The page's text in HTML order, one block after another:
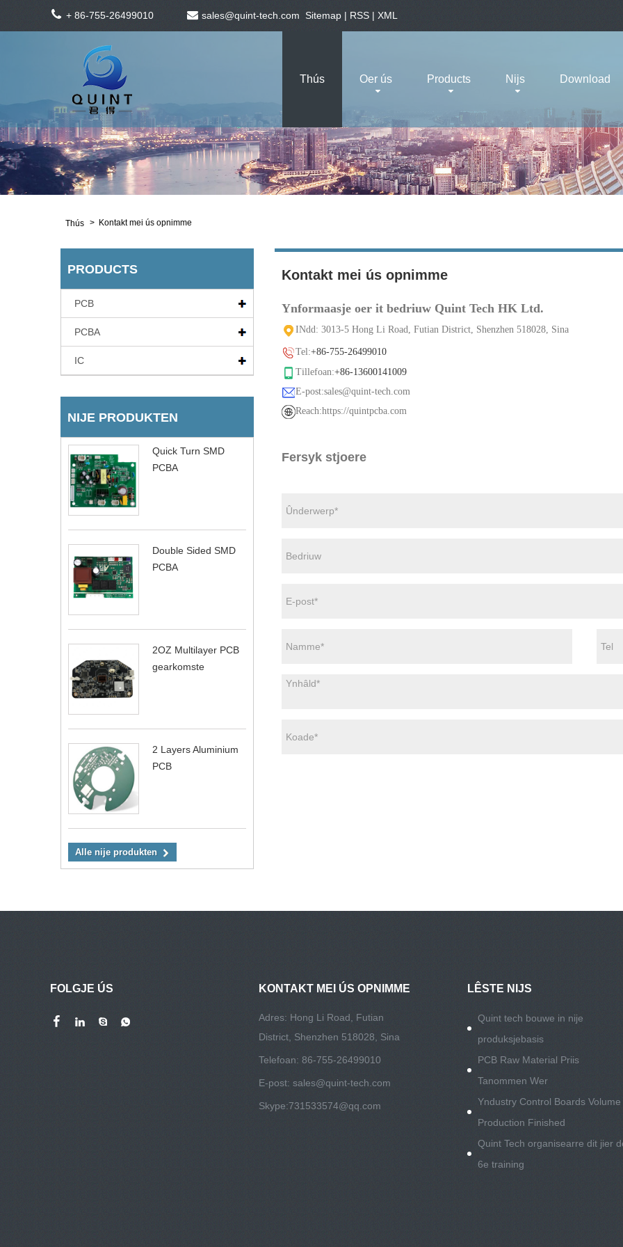
+ 86-755-26499010 sales@quint-tech.com Sitemap | RSS | XML
Thús Oer ús Products Nijs Download
Thús > Kontakt mei ús opnimme
PRODUCTS
PCB
PCBA
IC
NIJE PRODUKTEN
Quick Turn SMD
PCBA
Double Sided SMD
PCBA
2OZ Multilayer PCB
gearkomste
2 Layers Aluminium
PCB
Alle nije produkten
Kontakt mei ús opnimme
Ynformaasje oer it bedriuw Quint Tech HK Ltd.
INdd: 3013-5 Hong Li Road, Futian District, Shenzhen 518028, Sina
Tel:+86-755-26499010
Tillefoan:+86-13600141009
E-post:sales@quint-tech.com
Reach:https://quintpcba.com
Fersyk stjoere
FOLGJE ÚS KONTAKT MEI ÚS OPNIMME
Adres: Hong Li Road, Futian
District, Shenzhen 518028, Sina
Telefoan: 86-755-26499010
E-post: sales@quint-tech.com
Skype:731533574@qq.com
LÊSTE NIJS
Quint tech bouwe in nije
produksjebasis
PCB Raw Material Priis
Tanommen Wer
Yndustry Control Boards Volume
Production Finished
Quint Tech organisearre dit jier
6e training